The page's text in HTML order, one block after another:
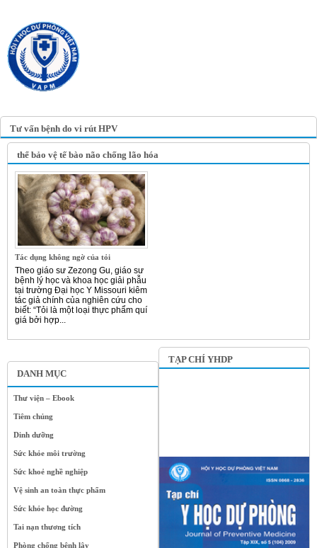
Tư vấn bệnh do vi rút HPV
DANH MỤC
Thư viện – Ebook
Tiêm chủng
Dinh dưỡng
Sức khỏe môi trường
Sức khoẻ nghề nghiệp
Vệ sinh an toàn thực phẩm
Sức khỏe học đường
Tai nạn thương tích
Phòng chống bệnh lây
thể bảo vệ tế bào não chống lão hóa
Tác dụng không ngờ của tỏi
Theo giáo sư Zezong Gu, giáo sư
bệnh lý học và khoa học giải phẫu
tại trường Đại học Y Missouri kiêm
tác giả chính của nghiên cứu cho
biết: “Tỏi là một loại thực phẩm quí
giá bởi hợp...
TẠP CHÍ YHDP